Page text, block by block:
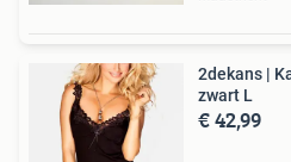
2dekans |
zwart L
€ 42,99